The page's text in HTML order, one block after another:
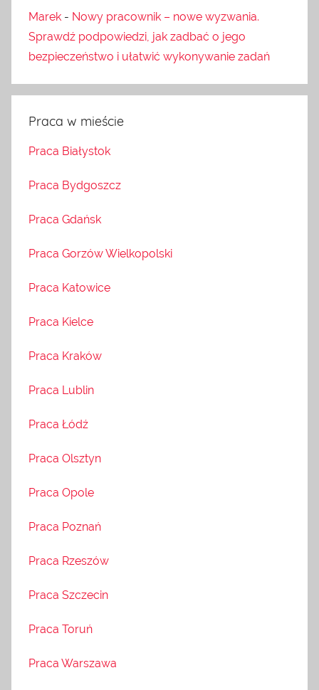
Marek - Nowy pracownik – nowe wyzwania.
Sprawdź podpowiedzi, jak zadbać o jego
bezpieczeństwo i ułatwić wykonywanie zadań
Praca w mieście
Praca Białystok
Praca Bydgoszcz
Praca Gdańsk
Praca Gorzów Wielkopolski
Praca Katowice
Praca Kielce
Praca Kraków
Praca Lublin
Praca Łódź
Praca Olsztyn
Praca Opole
Praca Poznań
Praca Rzeszów
Praca Szczecin
Praca Toruń
Praca Warszawa